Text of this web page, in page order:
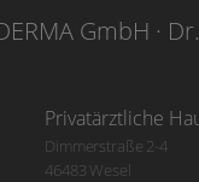
GmbH ·
Privatärztliche
Dimmerstraße 2-4
46483 Wesel